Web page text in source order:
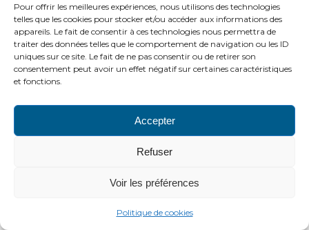
Pour offrir les meilleures expériences, nous utilisons des technologies
telles que les cookies pour stocker et/ou accéder aux informations des
appareils. Le fait de consentir à ces technologies nous permettra de
traiter des données telles que le comportement de navigation ou les ID
uniques sur ce site. Le fait de ne pas consentir ou de retirer son
consentement peut avoir un effet négatif sur certaines caractéristiques
et fonctions.
Accepter
Refuser
Voir les préférences
Politique de cookies
PLAN DU SITE LIENS UTILES
MENTIONS LÉGALES
CONTACTS